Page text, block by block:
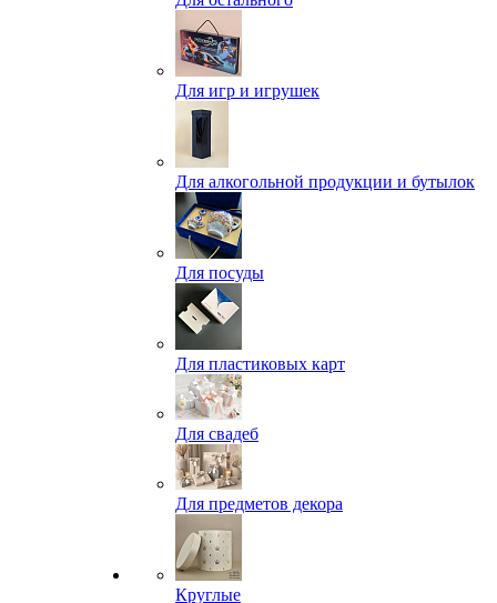
Для игр и игрушек
Для алкогольной продукции и бутылок
Для посуды
Для пластиковых карт
Для свадеб
Для предметов декора
Круглые